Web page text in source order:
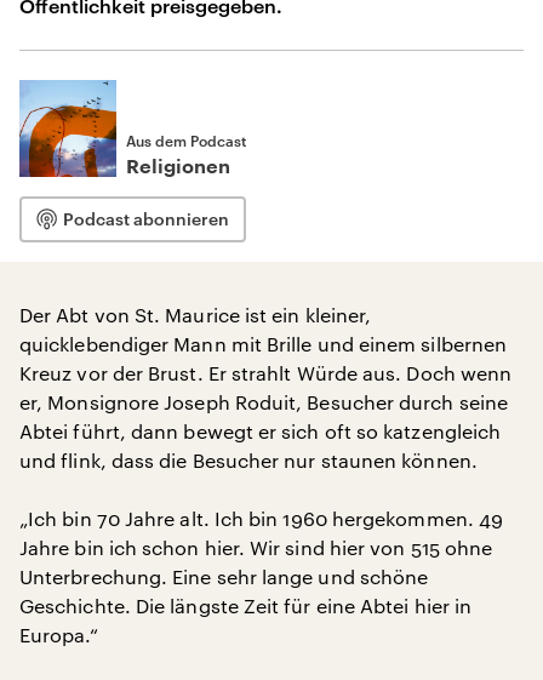
Öffentlichkeit preisgegeben.
Aus dem Podcast
Religionen
Podcast abonnieren
Der Abt von St. Maurice ist ein kleiner,
quicklebendiger Mann mit Brille und einem silbernen
Kreuz vor der Brust. Er strahlt Würde aus. Doch wenn
er, Monsignore Joseph Roduit, Besucher durch seine
Abtei führt, dann bewegt er sich oft so katzengleich
und flink, dass die Besucher nur staunen können.
„Ich bin 70 Jahre alt. Ich bin 1960 hergekommen. 49
Jahre bin ich schon hier. Wir sind hier von 515 ohne
Unterbrechung. Eine sehr lange und schöne
Geschichte. Die längste Zeit für eine Abtei hier in
Europa.“